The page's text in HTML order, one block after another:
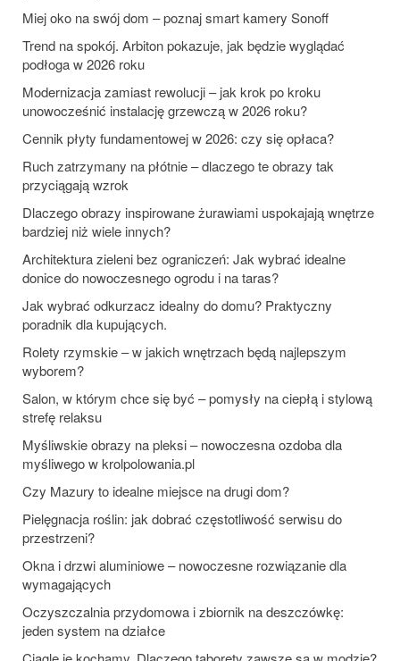
Miej oko na swój dom – poznaj smart kamery Sonoff
Trend na spokój. Arbiton pokazuje, jak będzie wyglądać
podłoga w 2026 roku
Modernizacja zamiast rewolucji – jak krok po kroku
unowocześnić instalację grzewczą w 2026 roku?
Cennik płyty fundamentowej w 2026: czy się opłaca?
Ruch zatrzymany na płótnie – dlaczego te obrazy tak
przyciągają wzrok
Dlaczego obrazy inspirowane żurawiami uspokajają wnętrze
bardziej niż wiele innych?
Architektura zieleni bez ograniczeń: Jak wybrać idealne
donice do nowoczesnego ogrodu i na taras?
Jak wybrać odkurzacz idealny do domu? Praktyczny
poradnik dla kupujących.
Rolety rzymskie – w jakich wnętrzach będą najlepszym
wyborem?
Salon, w którym chce się być – pomysły na ciepłą i stylową
strefę relaksu
Myśliwskie obrazy na pleksi – nowoczesna ozdoba dla
myśliwego w krolpolowania.pl
Czy Mazury to idealne miejsce na drugi dom?
Pielęgnacja roślin: jak dobrać częstotliwość serwisu do
przestrzeni?
Okna i drzwi aluminiowe – nowoczesne rozwiązanie dla
wymagających
Oczyszczalnia przydomowa i zbiornik na deszczówkę:
jeden system na działce